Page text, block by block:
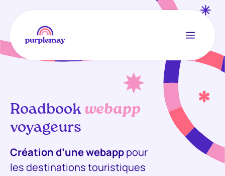
contenu
Menu
Roadbook webapp
voyageurs
Création d’une webapppour
les destinations touristiques